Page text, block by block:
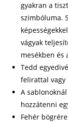
gyakran a
szimbóluma.
vágyak
mesékben
Tedd
felirattal vagy
A
hozzátenni
Fehér